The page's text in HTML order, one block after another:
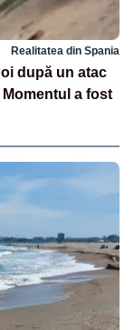
Realitatea din Spania
după un atac
a fost